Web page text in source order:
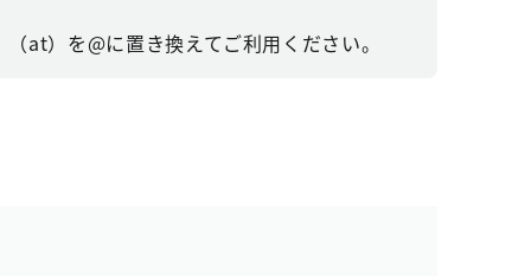
at）を@に置き換えてご利用ください。